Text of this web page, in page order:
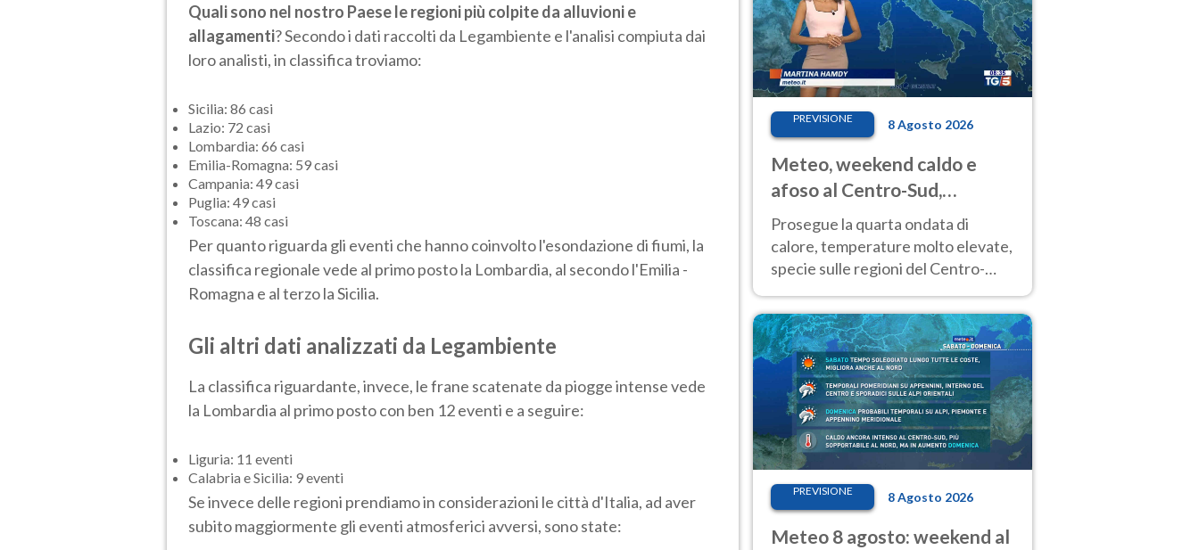
Quali sono nel nostro Paese le regioni più colpite da alluvioni e
allagamenti? Secondo i dati raccolti da Legambiente e l'analisi compiuta dai
loro analisti, in classifica troviamo:
Sicilia: 86 casi
Lazio: 72 casi
Lombardia: 66 casi
Emilia-Romagna: 59 casi
Campania: 49 casi
Puglia: 49 casi
Toscana: 48 casi
Per quanto riguarda gli eventi che hanno coinvolto l'esondazione di fiumi, la
classifica regionale vede al primo posto la Lombardia, al secondo l'Emilia -
Romagna e al terzo la Sicilia.
Gli altri dati analizzati da Legambiente
La classifica riguardante, invece, le frane scatenate da piogge intense vede
la Lombardia al primo posto con ben 12 eventi e a seguire:
Liguria: 11 eventi
Calabria e Sicilia: 9 eventi
Se invece delle regioni prendiamo in considerazioni le città d'Italia, ad aver
subito maggiormente gli eventi atmosferici avversi, sono state:
PREVISIONE 8 Agosto 2026
Meteo, weekend caldo e
afoso al Centro-Sud,
temporali sui rilievi
Prosegue la quarta ondata di
calore, temperature molto elevate,
specie sulle regioni del Centro-
aree montuose
PREVISIONE 8 Agosto 2026
Meteo 8 agosto: weekend al